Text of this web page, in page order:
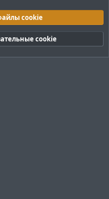
(RU)
Помощь
R
cookie
cookie